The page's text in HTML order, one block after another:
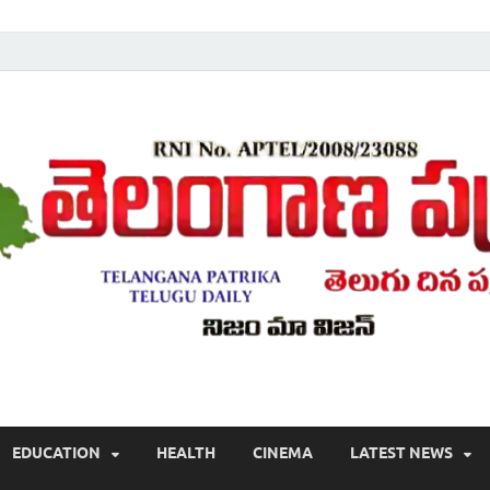
, తాజా వార్తలు , తెలుగు వార్తలు , బ్రేకింగ్ న్యూస్ తెలుగులో , తెలంగాణ లో తాజా
EDUCATION HEALTH CINEMA LATEST NEWS